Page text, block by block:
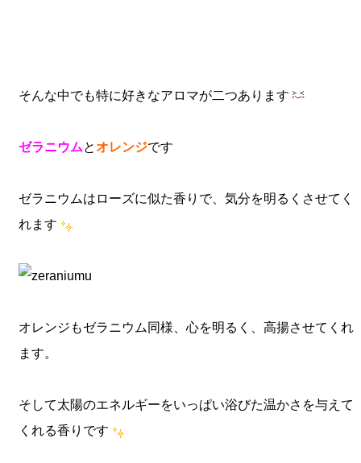
そんな中でも特に好きなアロマが二つあります
ゼラニウムとオレンジです
ゼラニウムはローズに似た香りで、気分を明るくさせてく
れます
オレンジもゼラニウム同様、心を明るく、高揚させてくれ
ます。
そして太陽のエネルギーをいっぱい浴びた温かさを与えて
くれる香りです